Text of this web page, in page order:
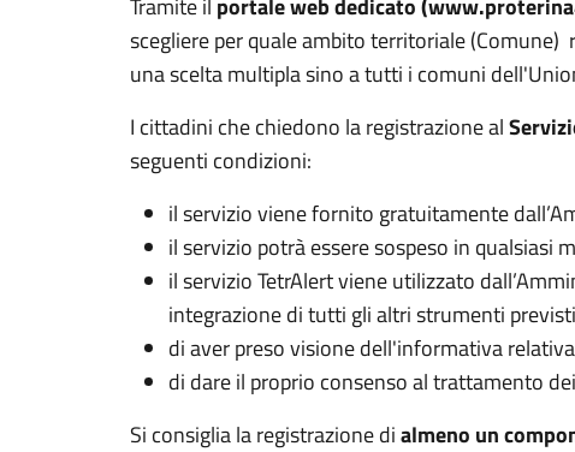
Tramite il portale web dedicato
scegliere per quale ambito territoriale
una scelta multipla sino a tutti i comuni
I cittadini che chiedono la registrazione al
seguenti condizioni:
il servizio viene fornito gratuitamente
il servizio potrà essere sospeso in qualsiasi
il servizio TetrAlert viene utilizzato
integrazione di tutti gli altri strumenti
di aver preso visione dell'informativa
di dare il proprio consenso al trattamento
Si consiglia la registrazione dialmeno un